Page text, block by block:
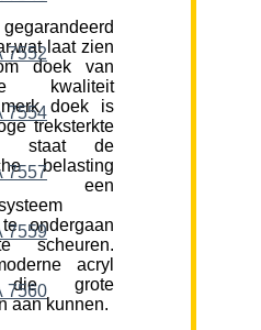
laat zien
doek van
kwaliteit
doek is
treksterkte
staat de
belasting
een
ondergaan
scheuren.
acryl
die grote
aan kunnen.